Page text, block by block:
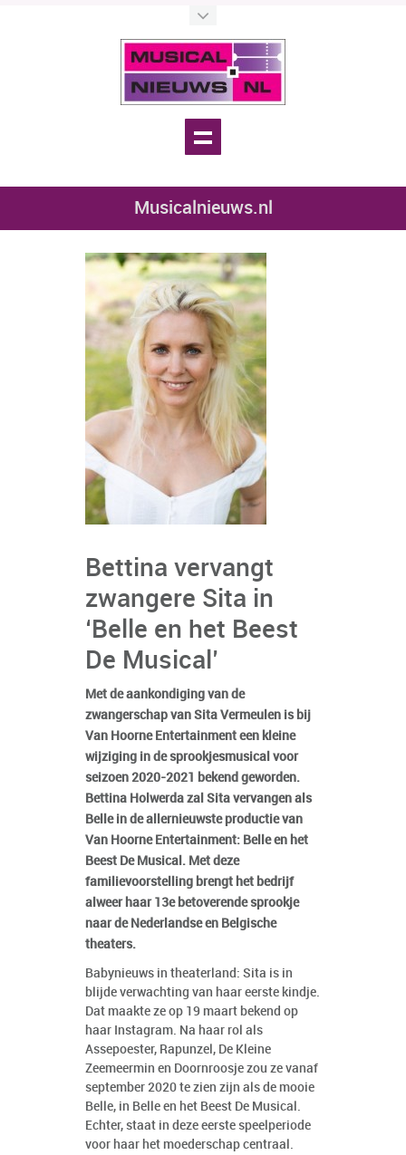
Musicalnieuws.nl
Bettina vervangt
zwangere Sita in
‘Belle en het Beest
De Musical’
Met de aankondiging van de
zwangerschap van Sita Vermeulen is bij
Van Hoorne Entertainment een kleine
wijziging in de sprookjesmusical voor
seizoen 2020-2021 bekend geworden.
Bettina Holwerda zal Sita vervangen als
Belle in de allernieuwste productie van
Van Hoorne Entertainment: Belle en het
Beest De Musical. Met deze
familievoorstelling brengt het bedrijf
alweer haar 13e betoverende sprookje
naar de Nederlandse en Belgische
theaters.
Babynieuws in theaterland: Sita is in
blijde verwachting van haar eerste kindje.
Dat maakte ze op 19 maart bekend op
haar Instagram. Na haar rol als
Assepoester, Rapunzel, De Kleine
Zeemeermin en Doornroosje zou ze vanaf
september 2020 te zien zijn als de mooie
Belle, in Belle en het Beest De Musical.
Echter, staat in deze eerste speelperiode
voor haar het moederschap centraal.